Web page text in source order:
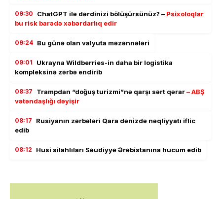
09:30 ChatGPT ilə dərdinizi bölüşürsünüz? – Psixoloqlar
bu risk barədə xəbərdarlıq edir
09:24 Bu günə olan valyuta məzənnələri
09:01
Ukrayna Wildberries-in daha bir logistika
kompleksinə zərbə endirib
08:37 Trampdan “doğuş turizmi”nə qarşı sərt qərar– ABŞ
vətəndaşlığı dəyişir
08:17
Rusiyanın zərbələri Qara dənizdə nəqliyyatı iflic
edib
08:12 Husi silahlıları Səudiyyə Ərəbistanına hucum edib